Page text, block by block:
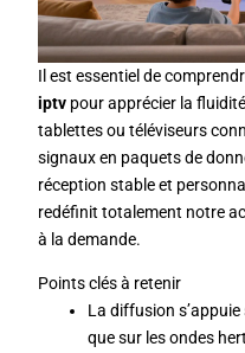
Il est essentiel de
iptvpour apprécier la
tablettes ou téléviseurs
signaux en paquets de
réception stable et
redéfinit totalement notre
à la demande.
Points clés à retenir
La diffusion
que sur les ondes